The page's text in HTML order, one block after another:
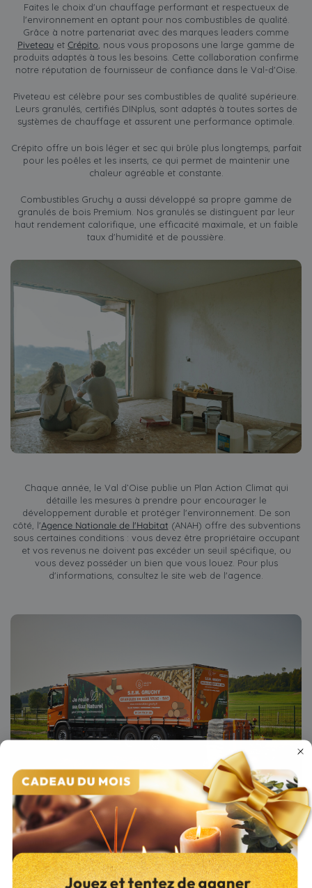
Faites le choix d'un chauffage performant et respectueux de
l'environnement en optant pour nos combustibles de qualité.
Grâce à notre partenariat avec des marques leaders comme
Piveteau et Crépito , nous vous proposons une large gamme de
produits adaptés à tous les besoins. Cette collaboration confirme
notre réputation de fournisseur de confiance dans le Val-d'Oise.
Piveteau est célèbre pour ses combustibles de qualité supérieure.
Leurs granulés, certifiés DINplus, sont adaptés à toutes sortes de
systèmes de chauffage et assurent une performance optimale.
Crépito offre un bois léger et sec qui brûle plus longtemps, parfait
pour les poêles et les inserts, ce qui permet de maintenir une
chaleur agréable et constante.
Combustibles Gruchy a aussi développé sa propre gamme de
granulés de bois Premium. Nos granulés se distinguent par leur
haut rendement calorifique, une efficacité maximale, et un faible
taux d'humidité et de poussière.
Chaque année, le Val d’Oise publie un Plan Action Climat qui
détaille les mesures à prendre pour encourager le
développement durable et protéger l'environnement. De son
côté, l'Agence Nationale de l'Habitat (ANAH) offre des subventions
sous certaines conditions : vous devez être propriétaire occupant
et vos revenus ne doivent pas excéder un seuil spécifique, ou
vous devez posséder un bien que vous louez. Pour plus
d'informations, consultez le site web de l'agence.
Simplifiez la gestion de vos palettes dans le Val d’Oise (95) grâce
à notre service de livraison à domicile. Que vous souhaitiez une
palette complète ou une demi-palette, nous prenons en charge
leur acheminement et leur livraison sécurisée. Nos véhicules sont